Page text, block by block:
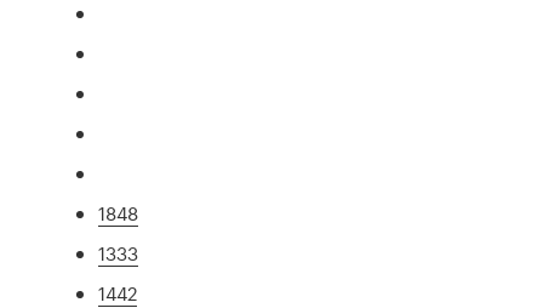
1848
1333
1442